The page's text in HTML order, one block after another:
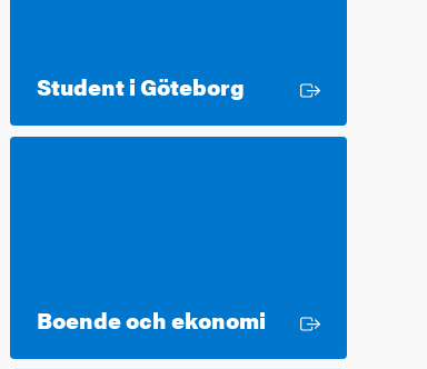
Student i Göteborg Extern länk
Boende och ekonomi Extern länk